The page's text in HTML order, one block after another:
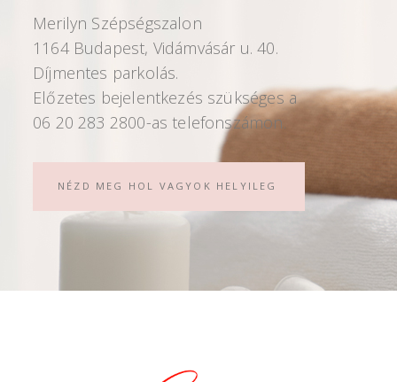
Merilyn Szépségszalon
1164 Budapest, Vidámvásár u. 40.
Díjmentes parkolás.
Előzetes bejelentkezés szükséges a
06 20 283 2800-as telefonszámon.
NÉZD MEG HOL VAGYOK HELYILEG